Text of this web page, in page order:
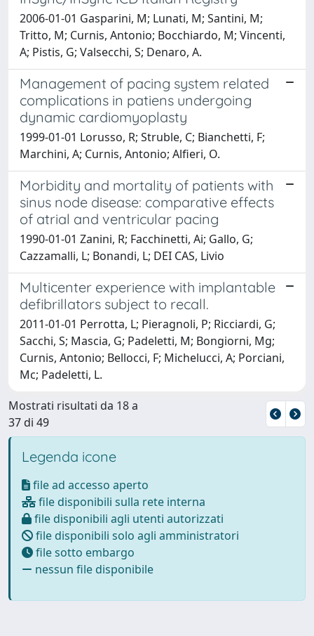
2006-01-01 Gasparini, M; Lunati, M; Santini, M;
Tritto, M; Curnis, Antonio; Bocchiardo, M; Vincenti,
A; Pistis, G; Valsecchi, S; Denaro, A.
Management of pacing system related
complications in patiens undergoing
dynamic cardiomyoplasty
1999-01-01 Lorusso, R; Struble, C; Bianchetti, F;
Marchini, A; Curnis, Antonio; Alfieri, O.
Morbidity and mortality of patients with
sinus node disease: comparative effects
of atrial and ventricular pacing
1990-01-01 Zanini, R; Facchinetti, Ai; Gallo, G;
Cazzamalli, L; Bonandi, L; DEI CAS, Livio
Multicenter experience with implantable
defibrillators subject to recall.
2011-01-01 Perrotta, L; Pieragnoli, P; Ricciardi, G;
Sacchi, S; Mascia, G; Padeletti, M; Bongiorni, Mg;
Curnis, Antonio; Bellocci, F; Michelucci, A; Porciani,
Mc; Padeletti, L.
Mostrati risultati da 18 a
37 di 49
Legenda icone
file ad accesso aperto
file disponibili sulla rete interna
file disponibili agli utenti autorizzati
file disponibili solo agli amministratori
file sotto embargo
nessun file disponibile